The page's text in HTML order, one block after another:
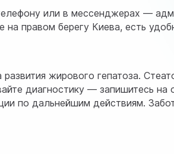
или в мессенджерах —
правом берегу Киева, есть
жирового гепатоза.
диагностику — запишитесь
по дальнейшим действиям.